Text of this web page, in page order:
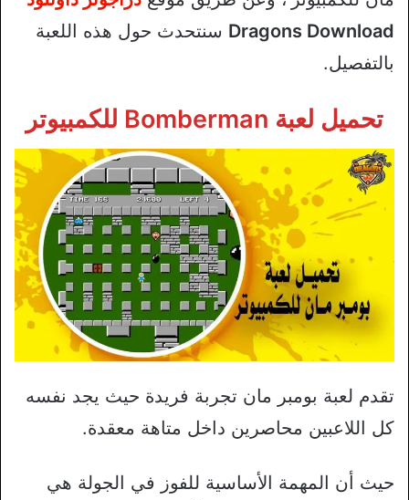
Dragons Download سنتحدث حول هذه اللعبة
بالتفصيل.
تحميل لعبة Bomberman للكمبيوتر
تقدم لعبة بومبر مان تجربة فريدة حيث يجد نفسه
كل اللاعبين محاصرين داخل متاهة معقدة.
حيث أن المهمة الأساسية للفوز في الجولة هي